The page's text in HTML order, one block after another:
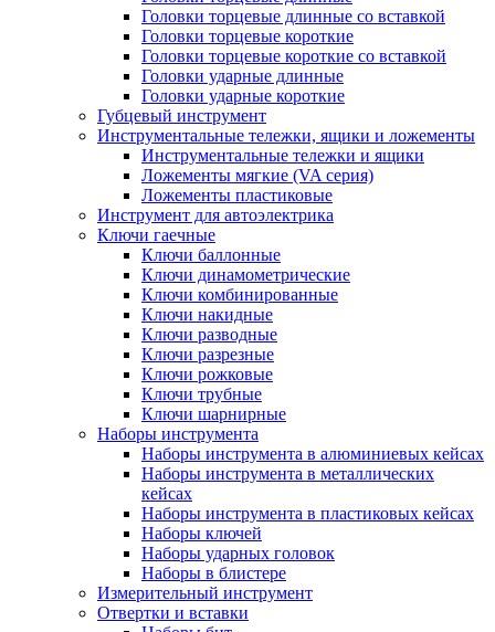
Головки торцевые длинные со вставкой
Головки торцевые короткие
Головки торцевые короткие со вставкой
Головки ударные длинные
Головки ударные короткие
Губцевый инструмент
Инструментальные тележки, ящики и ложементы
Инструментальные тележки и ящики
Ложементы мягкие (VA серия)
Ложементы пластиковые
Инструмент для автоэлектрика
Ключи гаечные
Ключи баллонные
Ключи динамометрические
Ключи комбинированные
Ключи накидные
Ключи разводные
Ключи разрезные
Ключи рожковые
Ключи трубные
Ключи шарнирные
Наборы инструмента
Наборы инструмента в алюминиевых кейсах
Наборы инструмента в металлических
кейсах
Наборы инструмента в пластиковых кейсах
Наборы ключей
Наборы ударных головок
Наборы в блистере
Измерительный инструмент
Отвертки и вставки